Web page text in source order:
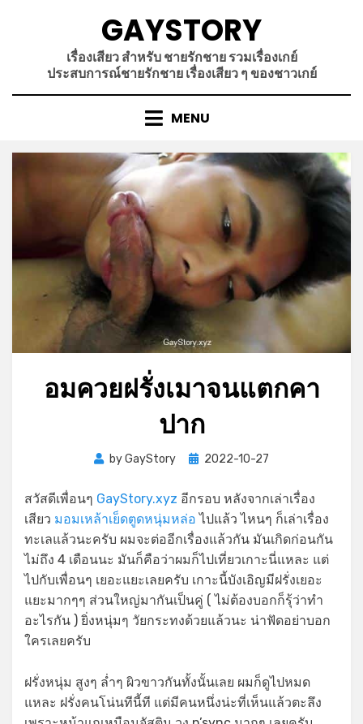
GAYSTORY
เรื่องเสียว สำหรับ ชายรักชาย รวมเรื่องเกย์
ประสบการณ์ชายรักชาย เรื่องเสียว ๆ ของชาวเกย์
MENU
อมควยฝรั่งเมาจนแตกคา
ปาก
byGayStory
Posted
2022-10-27
สวัสดีเพื่อนๆ GayStory.xyz อีกรอบ หลังจากเล่าเรื่อง
เสียว มอมเหล้าเย็ดตูดหนุ่มหล่อ ไปแล้ว ไหนๆ ก็เล่าเรื่อง
ทะเลแล้วนะครับ ผมจะต่ออีกเรื่องแล้วกัน มันเกิดก่อนกัน
ไม่ถึง 4 เดือนนะ มันก็คือว่าผมก็ไปเที่ยวเกาะนี่แหละ แต่
ไปกับเพื่อนๆ เยอะแยะเลยครับ เกาะนี้บังเอิญมีฝรั่งเยอะ
แยะมากๆๆ ส่วนใหญ่มากันเป็นคู่ ( ไม่ต้องบอกก็รุ้ว่าทำ
อะไรกัน ) ยิ่งหนุ่มๆ วัยกระทงด้วยแล้วนะ น่าฟัดอย่าบอก
ใครเลยครับ
ฝรั่งหนุ่ม สูงๆ ล่ำๆ ผิวขาวกันทั้งนั้นเลย ผมก็ดูไปหมด
แหละ ฝรั่งคนโน่นทีนี้ที แต่มีคนหนึ่งน่ะที่เห็นแล้วตะลึง